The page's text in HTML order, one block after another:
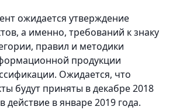
ожидается утверждение
а именно, требований к знаку
правил и методики
продукции
Ожидается, что
будут приняты в декабре 2018
действие в январе 2019 года.